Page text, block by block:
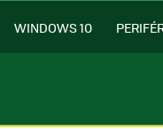
WINDOWS 10